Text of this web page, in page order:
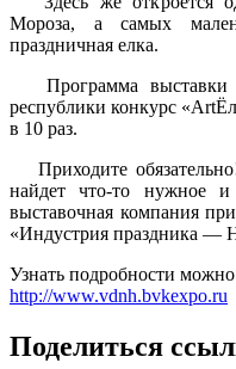
Мороза, а самых
праздничная елка.
Программа выставки
республики конкурс
в 10 раз.
Приходите
найдет что-то нужное и
выставочная компания
«Индустрия праздника —
Узнать подробности можно
http://www.vdnh.bvkexpo.ru
Поделиться